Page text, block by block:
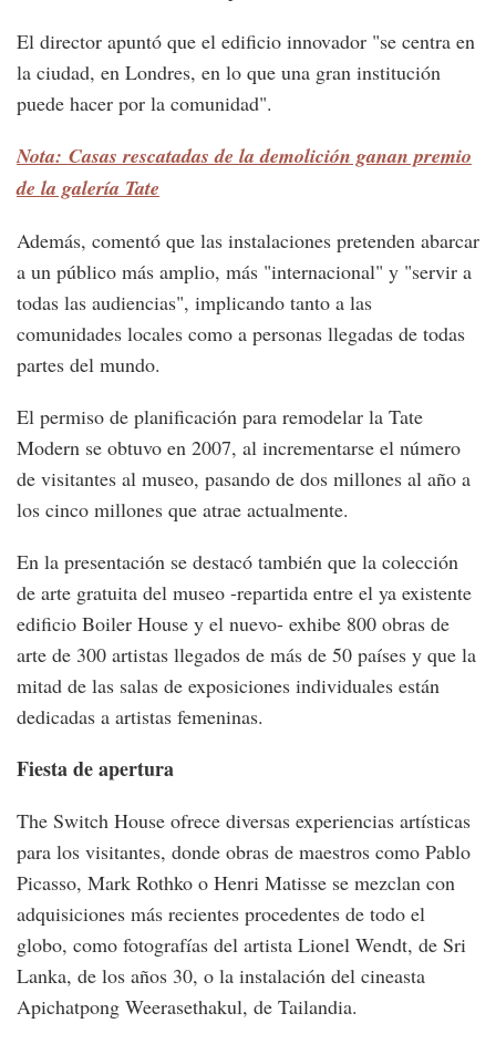
El director apuntó que el edificio innovador "se centra en
la ciudad, en Londres, en lo que una gran institución
puede hacer por la comunidad".
Nota: Casas rescatadas de la demolición ganan premio
de la galería Tate
Además, comentó que las instalaciones pretenden abarcar
a un público más amplio, más "internacional" y "servir a
todas las audiencias", implicando tanto a las
comunidades locales como a personas llegadas de todas
partes del mundo.
El permiso de planificación para remodelar la Tate
Modern se obtuvo en 2007, al incrementarse el número
de visitantes al museo, pasando de dos millones al año a
los cinco millones que atrae actualmente.
En la presentación se destacó también que la colección
de arte gratuita del museo -repartida entre el ya existente
edificio Boiler House y el nuevo- exhibe 800 obras de
arte de 300 artistas llegados de más de 50 países y que la
mitad de las salas de exposiciones individuales están
dedicadas a artistas femeninas.
Fiesta de apertura
The Switch House ofrece diversas experiencias artísticas
para los visitantes, donde obras de maestros como Pablo
Picasso, Mark Rothko o Henri Matisse se mezclan con
adquisiciones más recientes procedentes de todo el
globo, como fotografías del artista Lionel Wendt, de Sri
Lanka, de los años 30, o la instalación del cineasta
Apichatpong Weerasethakul, de Tailandia.